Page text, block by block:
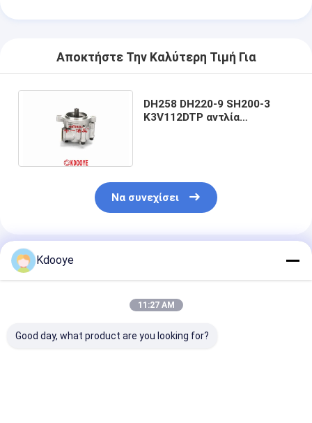
Αποκτήστε Την Καλύτερη Τιμή Για
DH258 DH220-9 SH200-3
K3V112DTP αντλία
Να συνεχίσει
Συνιστώμενα Προϊόντα
Kdooye
11:27 AM
Good day, what product are you looking for?